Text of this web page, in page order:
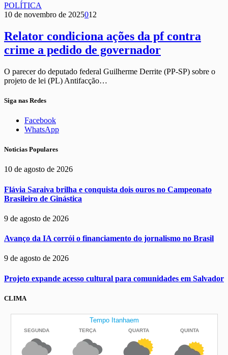
POLÍTICA
10 de novembro de 2025012
Relator condiciona ações da pf contra
crime a pedido de governador
O parecer do deputado federal Guilherme Derrite (PP-SP) sobre o
projeto de lei (PL) Antifacção…
Siga nas Redes
Facebook
WhatsApp
Noticias Populares
10 de agosto de 2026
Flávia Saraiva brilha e conquista dois ouros no Campeonato
Brasileiro de Ginástica
9 de agosto de 2026
Avanço da IA corrói o financiamento do jornalismo no Brasil
9 de agosto de 2026
Projeto expande acesso cultural para comunidades em Salvador
CLIMA